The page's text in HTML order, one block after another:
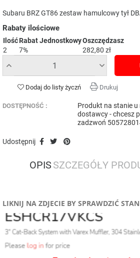
Subaru BRZ GT86 zestaw hamulcowy tył
Rabaty ilościowe
IlośćRabat JednostkowyOszczędzasz
2
7% 282,80 zł
Dodaj do listy życzń Drukuj
DOSTĘPNOŚĆ :
Produkt na stanie
dostawcy - chcesz
zadzwoń
Udostępnij
OPIS SZCZEGÓŁY
LIKNIJ NA ZDJECIE BY SPRAWDZIĆ